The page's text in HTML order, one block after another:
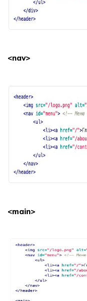
<nav>
<main>